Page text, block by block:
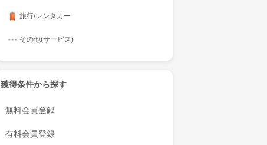
旅行/レンタカー
その他(サービス)
獲得条件から探す
無料会員登録
有料会員登録